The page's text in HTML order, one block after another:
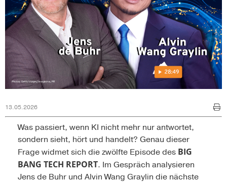
13.05.2026
Was passiert, wenn KI nicht mehr nur antwortet,
sondern sieht, hört und handelt? Genau dieser
Frage widmet sich die zwölfte Episode des BIG
BANG TECH REPORT. Im Gespräch analysieren
Jens de Buhr und Alvin Wang Graylin die nächste